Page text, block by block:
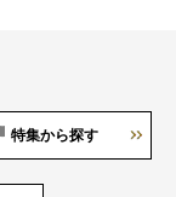
特集から探す